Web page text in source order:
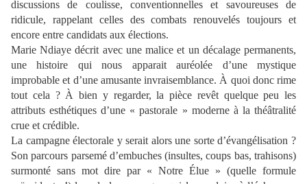
discussions de coulisse, conventionnelles et savoureuses de
ridicule, rappelant celles des combats renouvelés toujours et
encore entre candidats aux élections.
Marie Ndiaye décrit avec une malice et un décalage permanents,
une histoire qui nous apparait auréolée d’une mystique
improbable et d’une amusante invraisemblance. À quoi donc rime
tout cela ? À bien y regarder, la pièce revêt quelque peu les
attributs esthétiques d’une « pastorale » moderne à la théâtralité
crue et crédible.
La campagne électorale y serait alors une sorte d’évangélisation ?
Son parcours parsemé d’embuches (insultes, coups bas, trahisons)
surmonté sans mot dire par « Notre Élue » (quelle formule